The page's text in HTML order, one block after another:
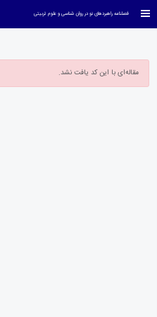
فصلنامه راهبردهای نو در روان شناسی و علوم تربیتی
مقاله‌ای با این کد یافت نشد.